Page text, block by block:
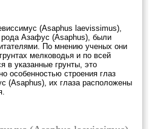
(Asaphus laevissimus),
рода Азафус (Asaphus), были
По мнению ученых они
мелководья и по всей
в указанные грунты, это
особенностью строения глаз
(Asaphus), их глаза расположены